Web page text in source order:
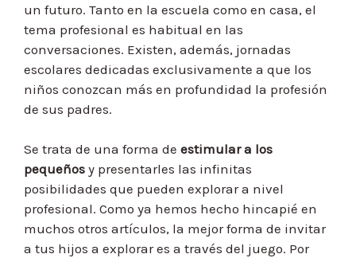
un futuro. Tanto en la escuela como en casa, el
tema profesional es habitual en las
conversaciones. Existen, además, jornadas
escolares dedicadas exclusivamente a que los
niños conozcan más en profundidad la profesión
de sus padres.
Se trata de una forma de estimular a los
pequeños y presentarles las infinitas
posibilidades que pueden explorar a nivel
profesional. Como ya hemos hecho hincapié en
muchos otros artículos, la mejor forma de invitar
a tus hijos a explorar es a través del juego. Por